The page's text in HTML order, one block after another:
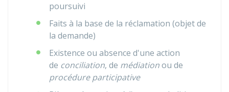
poursuivi
Faits à la base de la réclamation (objet de
la demande)
Existence ou absence d'une action
de conciliation, de médiationou de
procédure participative